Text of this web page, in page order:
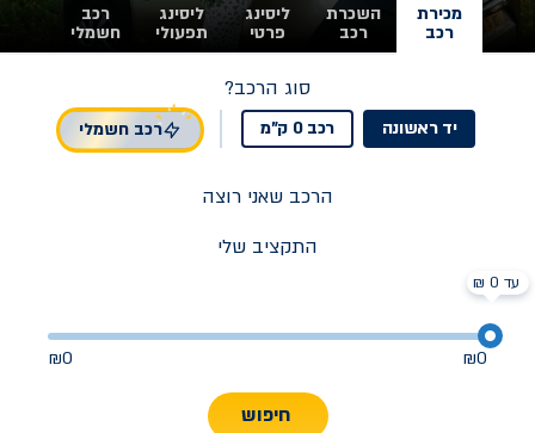
מכירת
רכב
השכרת
רכב
ליסינג
פרטי
ליסינג
תפעולי
רכב
חשמלי
סוג הרכב?
יד ראשונה רכב 0 ק"מ רכב חשמלי
הרכב שאני רוצה
התקציב שלי
₪0
₪0
חיפוש
עד 0 ₪